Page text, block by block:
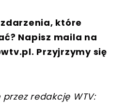
które
Napisz maila na
. Przyjrzymy się
redakcję WTV: